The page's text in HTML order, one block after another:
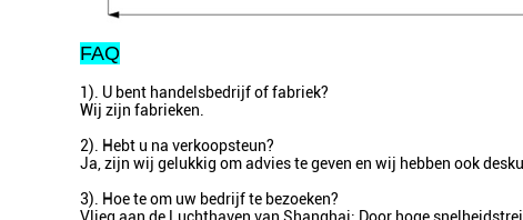
FAQ
1). U bent handelsbedrijf of fabriek?
Wij zijn fabrieken.
2). Hebt u na verkoopsteun?
Ja, zijn wij gelukkig om advies te geven en wij hebben ook
3). Hoe te om uw bedrijf te bezoeken?